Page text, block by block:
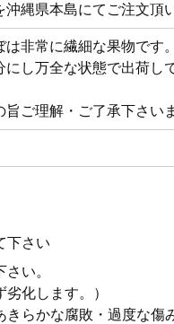
沖縄県本島にてご注文頂
は非常に繊細な果物です。
にし万全な状態で出荷し
旨ご理解・ご了承下さい
下さい
い。
化します。）
らかな腐敗・過度な傷